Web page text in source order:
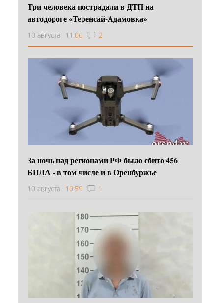
Три человека пострадали в ДТП на
автодороге «Теренсай-Адамовка»
10 августа 11:06 2
За ночь над регионами РФ было сбито 456
БПЛА - в том числе и в Оренбуржье
10 августа 10:59 1